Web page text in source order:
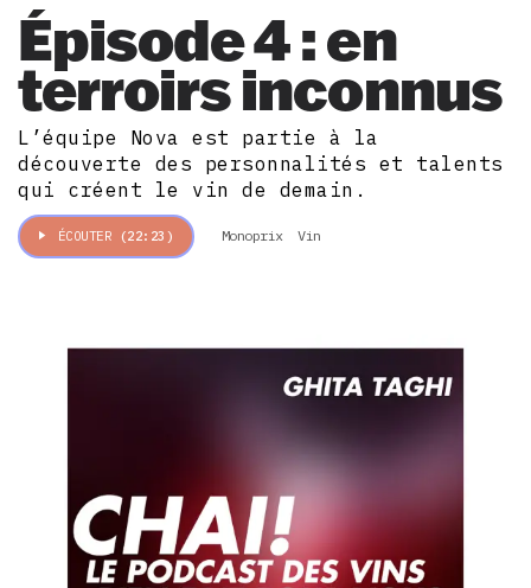
Épisode 4 : en
terroirs inconnus
L’équipe Nova est partie à la
découverte des personnalités et talents
qui créent le vin de demain.
ÉCOUTER (22:23) Monoprix Vin